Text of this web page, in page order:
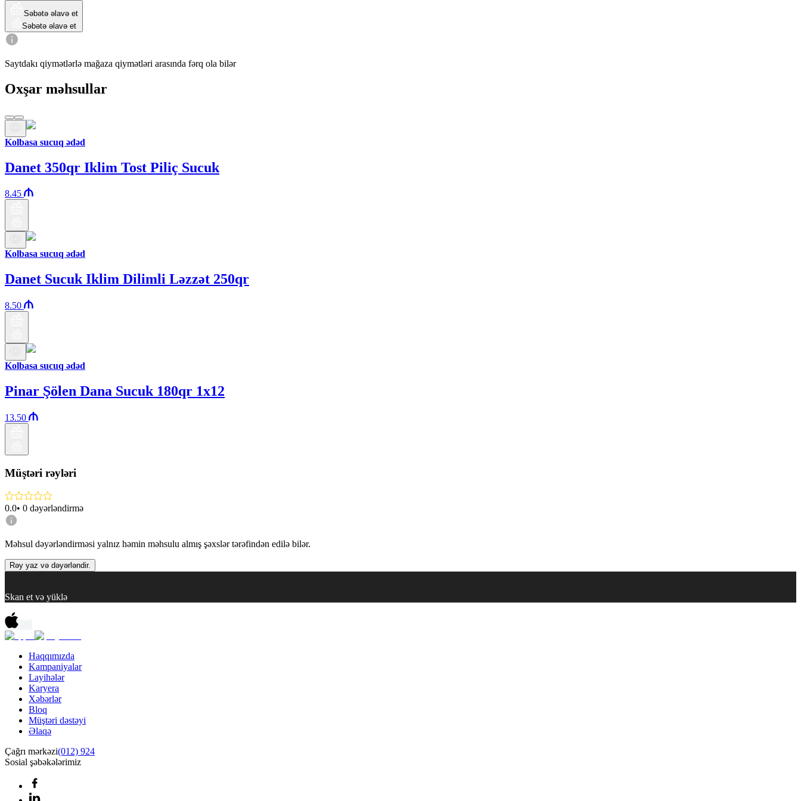
Səbətə əlavə et
Səbətə əlavə et
Saytdakı qiymətlərlə mağaza qiymətləri arasında fərq ola bilər
Oxşar məhsullar
Kolbasa sucuq ədəd
Danet 350qr Iklim Tost Piliç Sucuk
8.45
Kolbasa sucuq ədəd
Danet Sucuk Iklim Dilimli Ləzzət 250qr
8.50
Kolbasa sucuq ədəd
Pinar Şölen Dana Sucuk 180qr 1x12
13.50
Müştəri rəyləri
0.0• 0 dəyərləndirmə
Məhsul dəyərləndirməsi yalnız həmin məhsulu almış şəxslər tərəfindən edilə bilər.
Rəy yaz və dəyərləndir.
Skan et və yüklə
Haqqımızda
Kampaniyalar
Layihələr
Karyera
Xəbərlər
Bloq
Müştəri dəstəyi
Əlaqə
Çağrı mərkəzi(012) 924
Sosial şəbəkələrimiz